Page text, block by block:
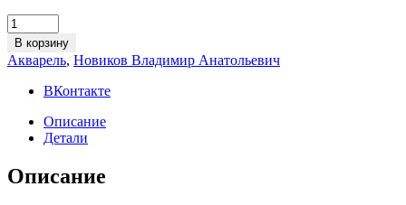
Картина
«Сентябрь»
quantity
В корзину
Акварель, Новиков Владимир Анатольевич
ВКонтакте
Описание
Детали
Описание